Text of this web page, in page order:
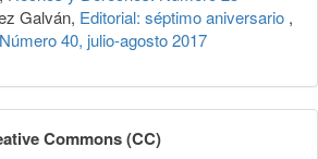
Galván, Editorial: séptimo aniversario ,
40, julio-agosto 2017
Commons (CC)